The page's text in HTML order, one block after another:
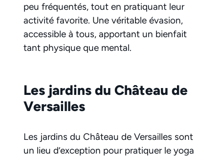
peu fréquentés, tout en pratiquant leur
activité favorite. Une véritable évasion,
accessible à tous, apportant un bienfait
tant physique que mental.
Les jardins du Château de
Versailles
Les jardins du Château de Versailles sont
un lieu d’exception pour pratiquer le yoga